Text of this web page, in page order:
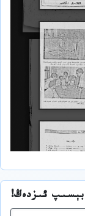
بېسىپ ئىزدەڭ!